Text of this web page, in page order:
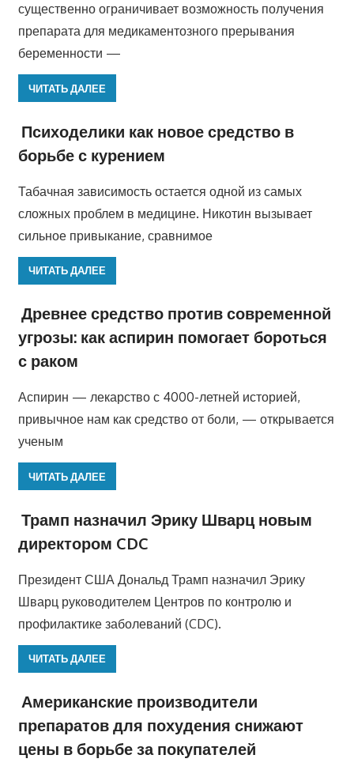
существенно ограничивает возможность получения
препарата для медикаментозного прерывания
беременности —
ЧИТАТЬ ДАЛЕЕ
Психоделики как новое средство в
борьбе с курением
Табачная зависимость остается одной из самых
сложных проблем в медицине. Никотин вызывает
сильное привыкание, сравнимое
ЧИТАТЬ ДАЛЕЕ
Древнее средство против современной
угрозы: как аспирин помогает бороться
с раком
Аспирин — лекарство с 4000-летней историей,
привычное нам как средство от боли, — открывается
ученым
ЧИТАТЬ ДАЛЕЕ
Трамп назначил Эрику Шварц новым
директором CDC
Президент США Дональд Трамп назначил Эрику
Шварц руководителем Центров по контролю и
профилактике заболеваний (CDC).
ЧИТАТЬ ДАЛЕЕ
Американские производители
препаратов для похудения снижают
цены в борьбе за покупателей